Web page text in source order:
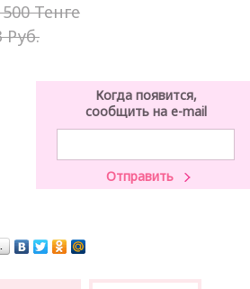
Тенге
Руб.
Когда появится,
сообщить на e-mail